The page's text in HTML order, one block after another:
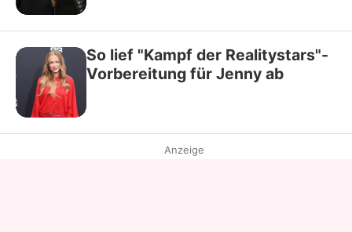
So lief "Kampf der Realitystars"-
Vorbereitung für Jenny ab
Anzeige